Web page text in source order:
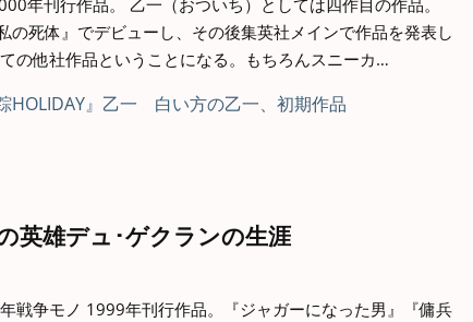
年刊行作品。 乙一（おついち）としては四作目の作品。
の死体』でデビューし、その後集英社メインで作品を発表し
の他社作品ということになる。もちろんスニーカ…
英雄デュ･ゲクランの生涯
戦争モノ 1999年刊行作品。『ジャガーになった男』『傭兵